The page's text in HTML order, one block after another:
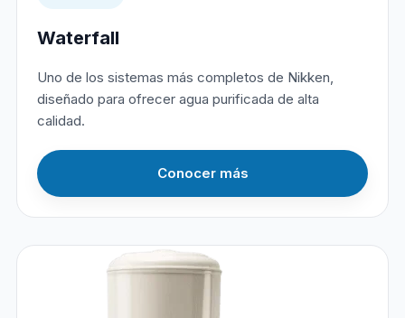
Waterfall
Uno de los sistemas más completos de Nikken,
diseñado para ofrecer agua purificada de alta
calidad.
Conocer más